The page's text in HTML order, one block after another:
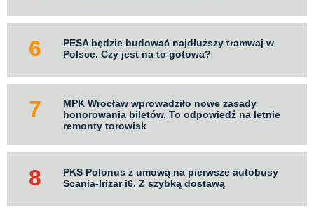
PESA będzie budować najdłuższy tramwaj w
Polsce. Czy jest na to gotowa?
MPK Wrocław wprowadziło nowe zasady
honorowania biletów. To odpowiedź na letnie
remonty torowisk
PKS Polonus z umową na pierwsze autobusy
Scania-Irizar i6. Z szybką dostawą